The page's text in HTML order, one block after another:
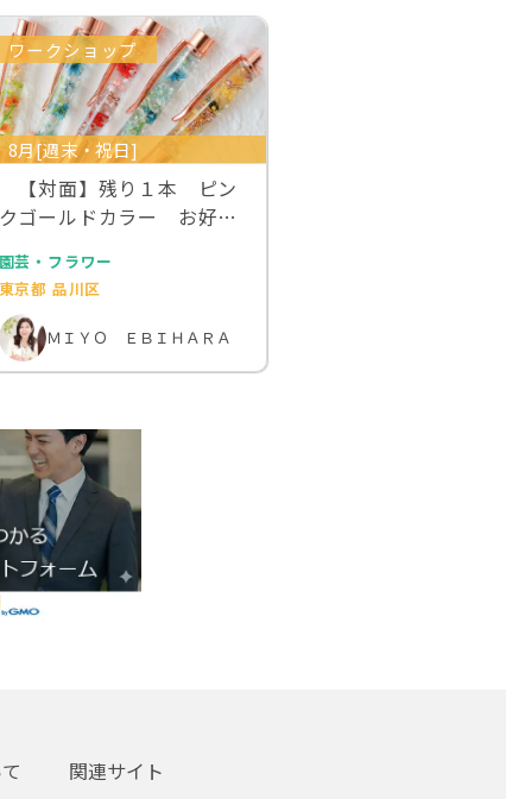
ワークショップ
8月[週末・祝日]
【対面】残り１本 ピン
クゴールドカラー お好き
園芸・フラワー
東京都 品川区
ＭＩＹＯ ＥＢＩＨＡＲＡ
関連サイト